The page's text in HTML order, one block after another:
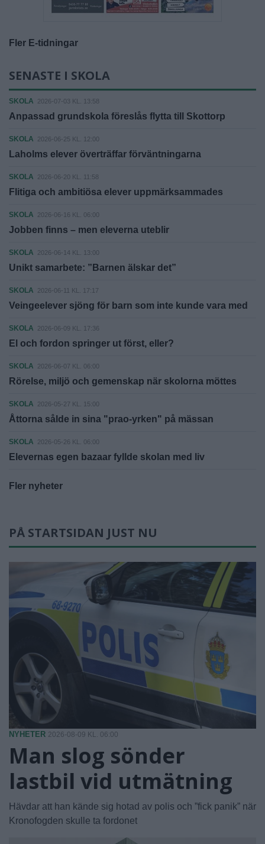
Fler E-tidningar
SENASTE I SKOLA
SKOLA 2026-07-03 KL. 13:58
Anpassad grundskola föreslås flytta till Skottorp
SKOLA 2026-06-25 KL. 12:00
Laholms elever överträffar förväntningarna
SKOLA 2026-06-20 KL. 11:58
Flitiga och ambitiösa elever uppmärksammades
SKOLA 2026-06-16 KL. 06:00
Jobben finns – men eleverna uteblir
SKOLA 2026-06-14 KL. 13:00
Unikt samarbete: ”Barnen älskar det”
SKOLA 2026-06-11 KL. 17:17
Veingeelever sjöng för barn som inte kunde vara med
SKOLA 2026-06-09 KL. 17:36
El och fordon springer ut först, eller?
SKOLA 2026-06-07 KL. 06:00
Rörelse, miljö och gemenskap när skolorna möttes
SKOLA 2026-05-27 KL. 15:00
Åttorna sålde in sina "prao-yrken" på mässan
SKOLA 2026-05-26 KL. 06:00
Elevernas egen bazaar fyllde skolan med liv
Fler nyheter
PÅ STARTSIDAN JUST NU
NYHETER 2026-08-09 KL. 06:00
Man slog sönder
lastbil vid utmätning
Hävdar att han kände sig hotad av polis och ”fick panik” när
Kronofogden skulle ta fordonet